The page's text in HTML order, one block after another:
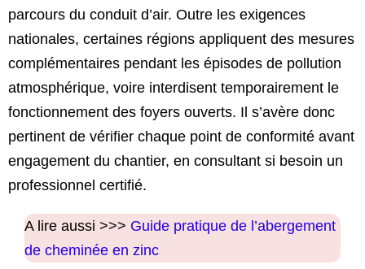
parcours du conduit d’air. Outre les exigences
nationales, certaines régions appliquent des mesures
complémentaires pendant les épisodes de pollution
atmosphérique, voire interdisent temporairement le
fonctionnement des foyers ouverts. Il s’avère donc
pertinent de vérifier chaque point de conformité avant
engagement du chantier, en consultant si besoin un
professionnel certifié.
A lire aussi >>> Guide pratique de l’abergement
de cheminée en zinc